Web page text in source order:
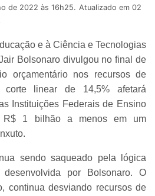
de 2022 às 16h25. Atualizado em 02
e à Ciência e Tecnologias
Bolsonaro divulgou no final de
orçamentário nos recursos de
corte linear de 14,5% afetará
Instituições Federais de Ensino
R$ 1 bilhão a menos em um
sendo saqueado pela lógica
por Bolsonaro. O
continua desviando recursos de